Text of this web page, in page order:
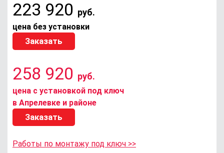
223 920 руб.
цена без установки
Заказать
258 920 руб.
цена с установкой под ключ
в Апрелевке и районе
Заказать
Работы по монтажу под ключ >>